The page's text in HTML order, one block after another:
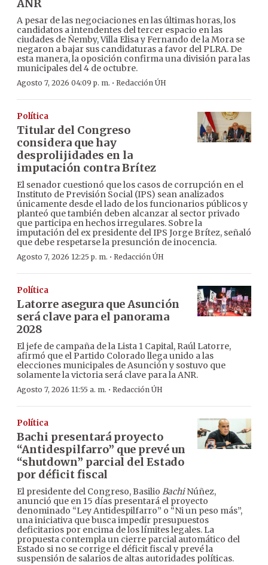
ANR
A pesar de las negociaciones en las últimas horas, los
candidatos a intendentes del tercer espacio en las
ciudades de Ñemby, Villa Elisa y Fernando de la Mora se
negaron a bajar sus candidaturas a favor del PLRA. De
esta manera, la oposición confirma una división para las
municipales del 4 de octubre.
Agosto 7, 2026 04:09 p. m. · Redacción ÚH
Política
Titular del Congreso
considera que hay
desprolijidades en la
imputación contra Brítez
El senador cuestionó que los casos de corrupción en el
Instituto de Previsión Social (IPS) sean analizados
únicamente desde el lado de los funcionarios públicos y
planteó que también deben alcanzar al sector privado
que participa en hechos irregulares. Sobre la
imputación del ex presidente del IPS Jorge Brítez, señaló
que debe respetarse la presunción de inocencia.
Agosto 7, 2026 12:25 p. m. · Redacción ÚH
Política
Latorre asegura que Asunción
será clave para el panorama
2028
El jefe de campaña de la Lista 1 Capital, Raúl Latorre,
afirmó que el Partido Colorado llega unido a las
elecciones municipales de Asunción y sostuvo que
solamente la victoria será clave para la ANR.
Agosto 7, 2026 11:55 a. m. · Redacción ÚH
Política
Bachi presentará proyecto
“Antidespilfarro” que prevé un
“shutdown” parcial del Estado
por déficit fiscal
El presidente del Congreso, Basilio BachiNúñez,
anunció que en 15 días presentará el proyecto
denominado “Ley Antidespilfarro” o “Ni un peso más”,
una iniciativa que busca impedir presupuestos
deficitarios por encima de los límites legales. La
propuesta contempla un cierre parcial automático del
Estado si no se corrige el déficit fiscal y prevé la
suspensión de salarios de altas autoridades políticas.